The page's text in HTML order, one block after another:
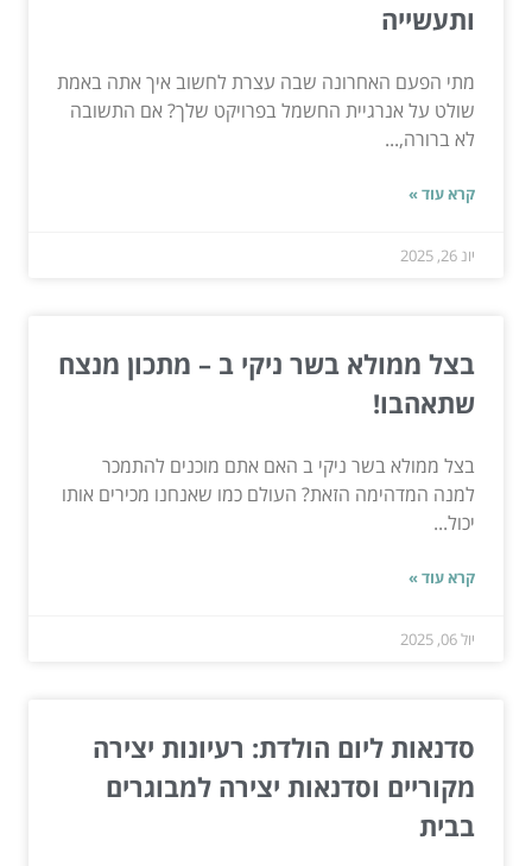
ותעשייה
מתי הפעם האחרונה שבה עצרת לחשוב איך אתה באמת
שולט על אנרגיית החשמל בפרויקט שלך? אם התשובה
לא ברורה,...
קרא עוד »
יונ 26, 2025
בצל ממולא בשר ניקי ב – מתכון מנצח
שתאהבו!
בצל ממולא בשר ניקי ב האם אתם מוכנים להתמכר
למנה המדהימה הזאת? העולם כמו שאנחנו מכירים אותו
יכול...
קרא עוד »
יול 06, 2025
סדנאות ליום הולדת: רעיונות יצירה
מקוריים וסדנאות יצירה למבוגרים
בבית